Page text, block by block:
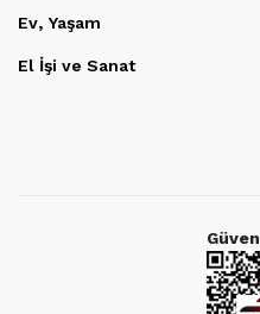
Ev, Yaşam
El İşi ve Sanat
Güven